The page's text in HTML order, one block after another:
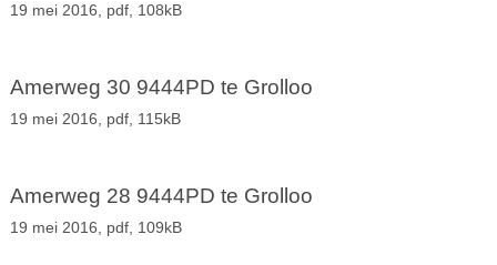
19 mei 2016, pdf, 108kB
Amerweg 30 9444PD te Grolloo
19 mei 2016, pdf, 115kB
Amerweg 28 9444PD te Grolloo
19 mei 2016, pdf, 109kB